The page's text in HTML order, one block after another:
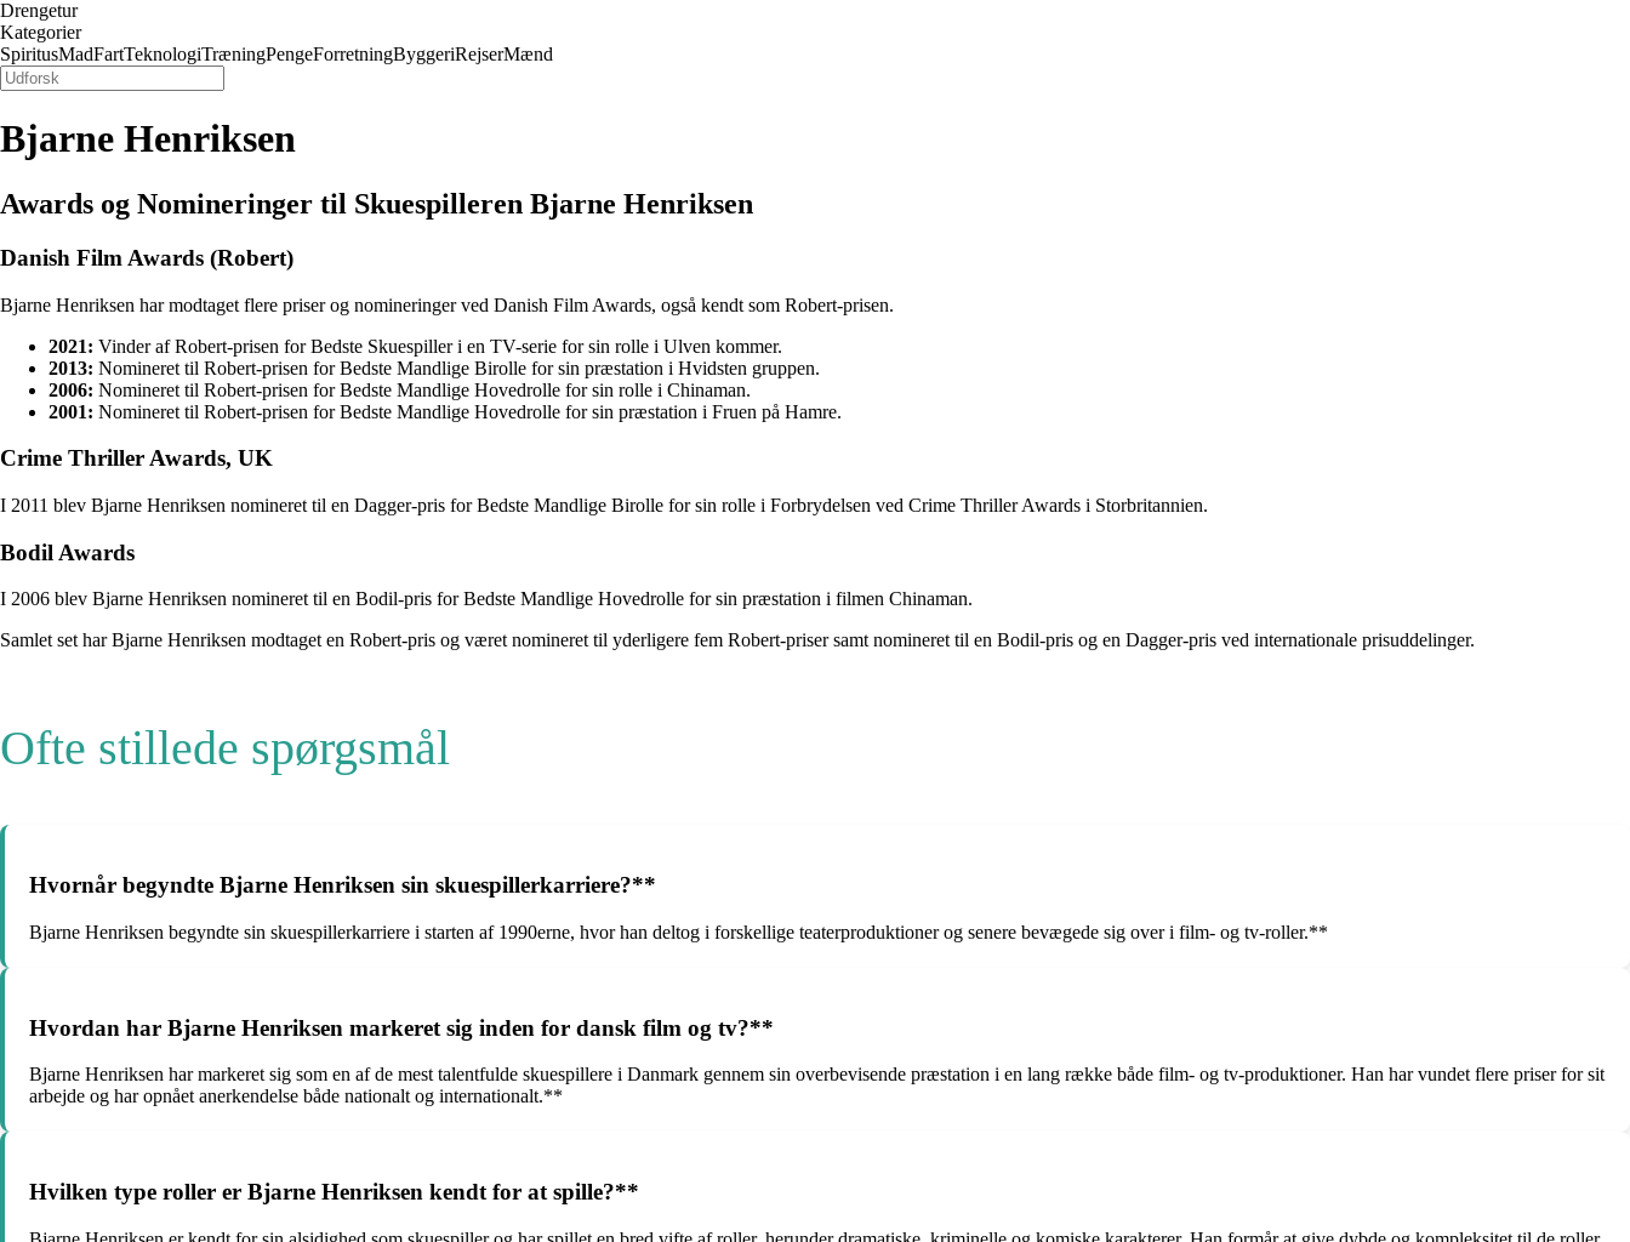
Drengetur
Kategorier
SpiritusMadFartTeknologiTræningPengeForretningByggeriRejserMænd
Bjarne Henriksen
Awards og Nomineringer til Skuespilleren Bjarne Henriksen
Danish Film Awards (Robert)
Bjarne Henriksen har modtaget flere priser og nomineringer ved Danish Film Awards, også kendt som Robert-prisen.
2021: Vinder af Robert-prisen for Bedste Skuespiller i en TV-serie for sin rolle i Ulven kommer.
2013: Nomineret til Robert-prisen for Bedste Mandlige Birolle for sin præstation i Hvidsten gruppen.
2006: Nomineret til Robert-prisen for Bedste Mandlige Hovedrolle for sin rolle i Chinaman.
2001: Nomineret til Robert-prisen for Bedste Mandlige Hovedrolle for sin præstation i Fruen på Hamre.
Crime Thriller Awards, UK
I 2011 blev Bjarne Henriksen nomineret til en Dagger-pris for Bedste Mandlige Birolle for sin rolle i Forbrydelsen ved Crime Thriller Awards i Storbritannien.
Bodil Awards
I 2006 blev Bjarne Henriksen nomineret til en Bodil-pris for Bedste Mandlige Hovedrolle for sin præstation i filmen Chinaman.
Samlet set har Bjarne Henriksen modtaget en Robert-pris og været nomineret til yderligere fem Robert-priser samt nomineret til en Bodil-pris og en Dagger-pris ved internationale prisuddelinger.
Ofte stillede spørgsmål
Hvornår begyndte Bjarne Henriksen sin skuespillerkarriere?**
Bjarne Henriksen begyndte sin skuespillerkarriere i starten af 1990erne, hvor han deltog i forskellige teaterproduktioner og senere bevægede sig over i film- og tv-roller.**
Hvordan har Bjarne Henriksen markeret sig inden for dansk film og tv?**
Bjarne Henriksen har markeret sig som en af de mest talentfulde skuespillere i Danmark gennem sin overbevisende præstation i en lang række både film- og tv-produktioner. Han har vundet flere priser for sit
arbejde og har opnået anerkendelse både nationalt og internationalt.**
Hvilken type roller er Bjarne Henriksen kendt for at spille?**